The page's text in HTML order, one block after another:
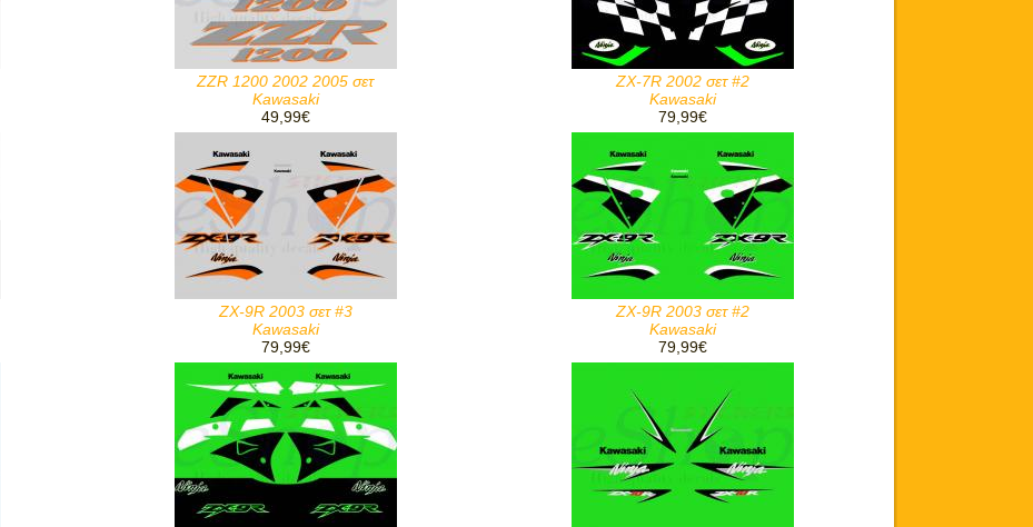
ZZR 1200 2002 2005 σετ
Kawasaki
49,99€
ZX-7R 2002 σετ #2
Kawasaki
79,99€
ZX-9R 2003 σετ #3
Kawasaki
79,99€
ZX-9R 2003 σετ #2
Kawasaki
79,99€